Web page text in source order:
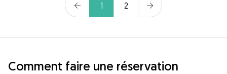
1 2
Comment faire une réservation